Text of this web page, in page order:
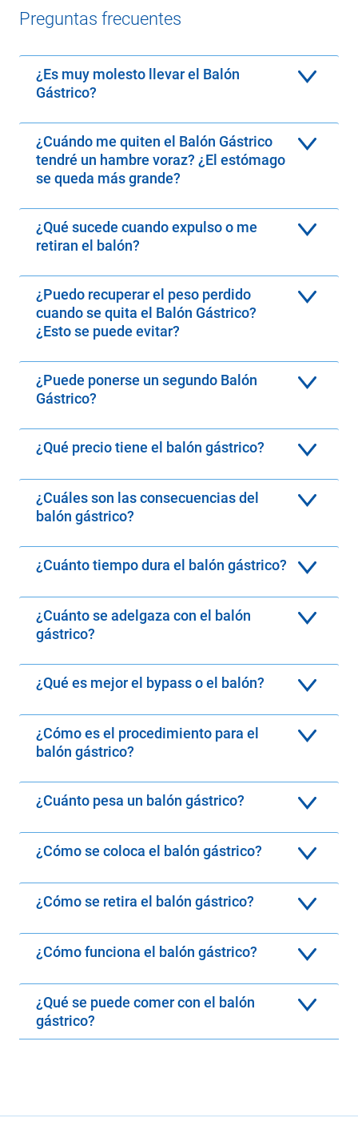
Preguntas frecuentes
¿Es muy molesto llevar el Balón
Gástrico?
¿Cuándo me quiten el Balón Gástrico
tendré un hambre voraz? ¿El estómago
se queda más grande?
¿Qué sucede cuando expulso o me
retiran el balón?
¿Puedo recuperar el peso perdido
cuando se quita el Balón Gástrico?
¿Esto se puede evitar?
¿Puede ponerse un segundo Balón
Gástrico?
¿Qué precio tiene el balón gástrico?
¿Cuáles son las consecuencias del
balón gástrico?
¿Cuánto tiempo dura el balón gástrico?
¿Cuánto se adelgaza con el balón
gástrico?
¿Qué es mejor el bypass o el balón?
¿Cómo es el procedimiento para el
balón gástrico?
¿Cuánto pesa un balón gástrico?
¿Cómo se coloca el balón gástrico?
¿Cómo se retira el balón gástrico?
¿Cómo funciona el balón gástrico?
¿Qué se puede comer con el balón
gástrico?